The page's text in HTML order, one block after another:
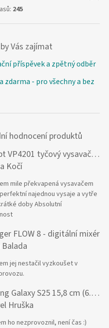
245
Vás zajímat
příspěvek a zpětný odběr
zdarma - pro všechny a bez
hodnocení produktů
Concept VP4201 tyčový vysavač / elektrický smeták Tyčový vysavač 2 v 1 AC Suché a mokré Bezsáčkové 0,6 l 90 W Černá, Stříbrná
produktu je 5 z 5 hvězdiček.
Kočí
mile překvapená vysavačem
najednou vysaje a vytře
doby Absolutní
FLOW 8 - digitální mixér
produktu je 5 z 5 hvězdiček.
jej nestačil vyzkoušet v
Samsung Galaxy S25 15,8 cm (6.2") Dual SIM Android 15 5G USB typu C 12 GB 256 GB 4000 mAh Námořnická modrá
produktu je 1 z 5 hvězdiček.
Hruška
ho nezprovoznil, není čas :)